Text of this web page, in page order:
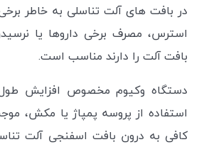
در بافت های آلت تناسلی به خاطر
استرس، مصرف برخی داروها یا
بافت آلت را دارند مناسب است.
دستگاه وکیوم مخصوص افزایش طول
استفاده از پروسه پمپاژ یا مکش،
کافی به درون بافت اسفنجی آلت